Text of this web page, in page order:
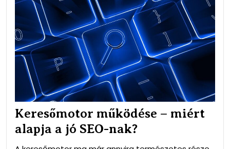
a
Keresőmotor működése – miért
alapja a jó SEO-nak?